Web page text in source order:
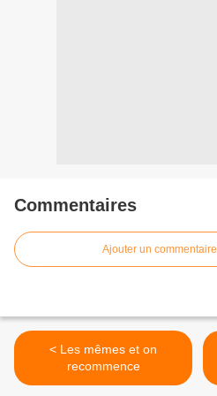
Commentaires
Ajouter un commentaire
< Les mêmes et on
recommence